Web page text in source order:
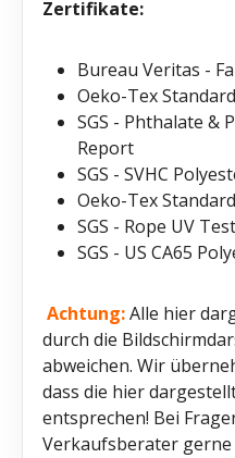
Zertifikate:
Bureau Veritas -
Oeko-Tex
SGS - Phthalate &
Report
SGS - SVHC
Oeko-Tex
SGS - Rope UV
SGS - US CA65
Achtung:Alle hier
durch die
abweichen. Wir
dass die hier
entsprechen! Bei
Verkaufsberater